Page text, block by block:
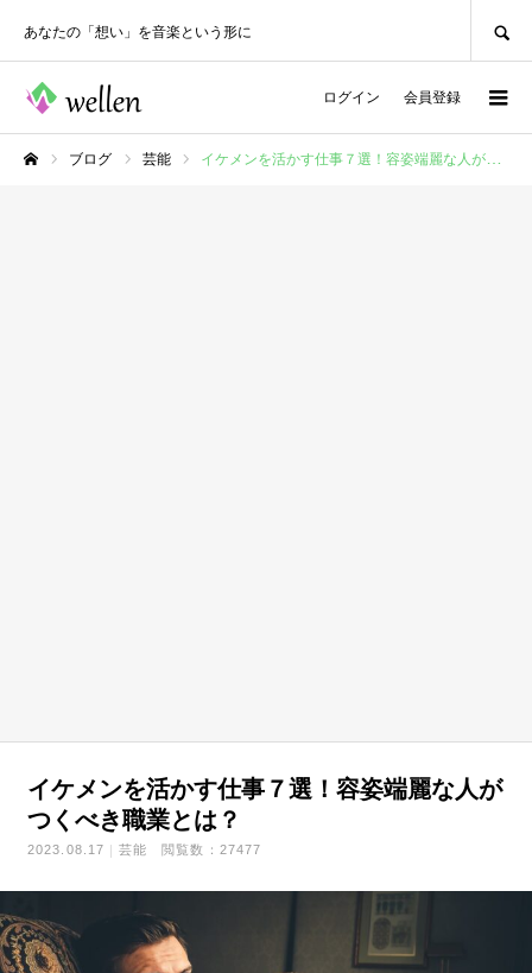
あなたの「想い」を音楽という形に
ログイン 会員登録
ブログ 芸能 イケメンを活かす仕事７選！容姿端麗な人がつくべき職業とは？
イケメンを活かす仕事７選！容姿端麗な人が
つくべき職業とは？
2023.08.17 芸能 閲覧数：27477